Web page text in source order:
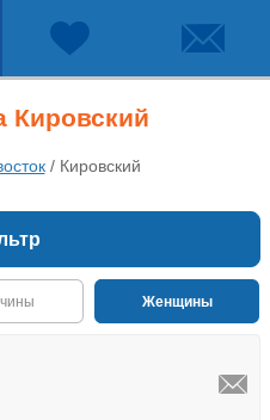
Кировский
/ Кировский
Женщины